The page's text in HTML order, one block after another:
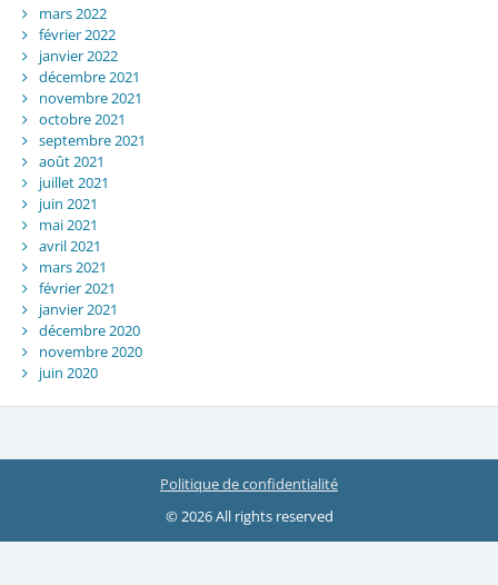
mars 2022
février 2022
janvier 2022
décembre 2021
novembre 2021
octobre 2021
septembre 2021
août 2021
juillet 2021
juin 2021
mai 2021
avril 2021
mars 2021
février 2021
janvier 2021
décembre 2020
novembre 2020
juin 2020
Politique de confidentialité
© 2026 All rights reserved